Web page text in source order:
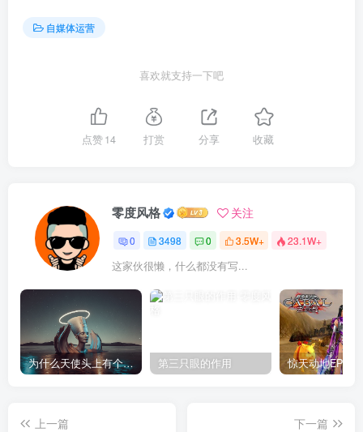
自媒体运营
喜欢就支持一下吧
点赞14 打赏 分享 收藏
零度风格 关注
0 3498 0 3.5W+ 23.1W+
这家伙很懒，什么都没有写...
为什么天使头上有个圈？ 第三只眼的作用
上一篇
下一篇